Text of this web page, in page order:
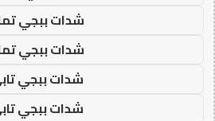
شدات ببجي
شدات ببجي
شدات ببجي
شدات ببجي